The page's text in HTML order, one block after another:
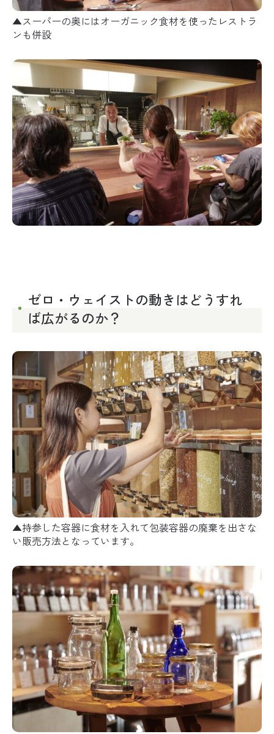
▲スーパーの奥にはオーガニック食材を使ったレストラ
ンも併設
ゼロ・ウェイストの動きはどうすれ
ば広がるのか？
▲持参した容器に食材を入れて包装容器の廃棄を出さな
い販売方法となっています。